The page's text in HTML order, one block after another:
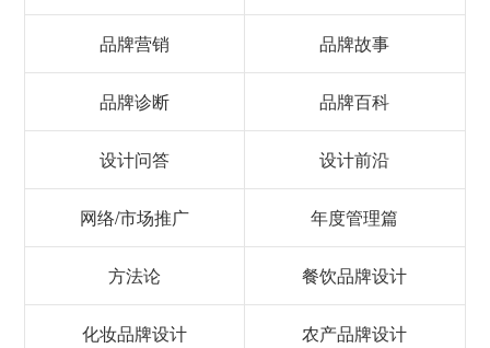
品牌营销 品牌故事
品牌诊断 品牌百科
设计问答 设计前沿
网络/市场推广 年度管理篇
方法论 餐饮品牌设计
化妆品牌设计 农产品牌设计